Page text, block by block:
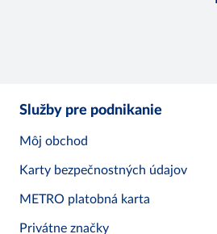
Služby pre podnikanie
Môj obchod
Karty bezpečnostných údajov
METRO platobná karta
Privátne značky